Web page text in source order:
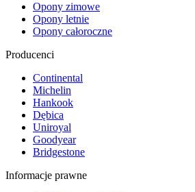
Opony zimowe
Opony letnie
Opony całoroczne
Producenci
Continental
Michelin
Hankook
Dębica
Uniroyal
Goodyear
Bridgestone
Informacje prawne